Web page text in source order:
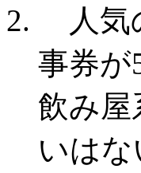
人気
事券が
飲み
いは